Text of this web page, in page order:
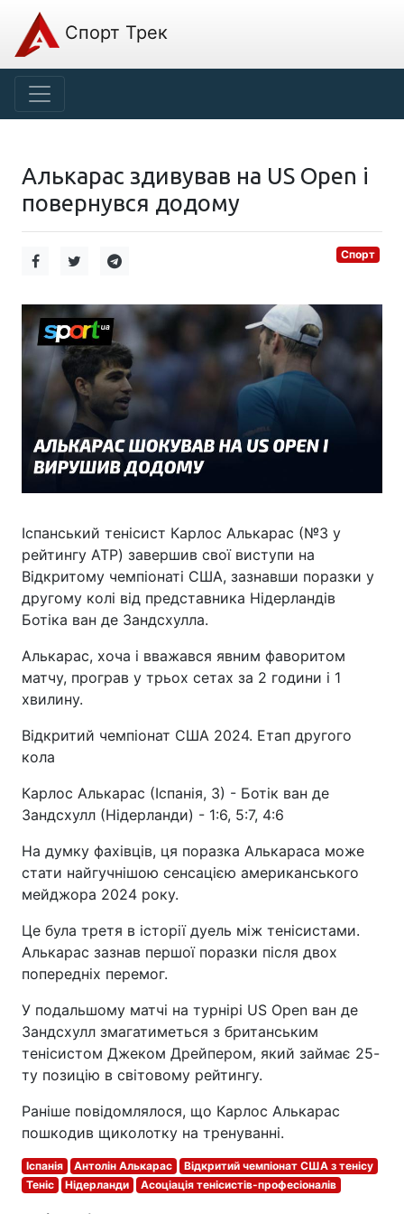
Спорт Трек
Алькарас здивував на US Open і
повернувся додому
Спорт
Іспанський тенісист Карлос Алькарас (№3 у
рейтингу ATP) завершив свої виступи на
Відкритому чемпіонаті США, зазнавши поразки у
другому колі від представника Нідерландів
Ботіка ван де Зандсхулла.
Алькарас, хоча і вважався явним фаворитом
матчу, програв у трьох сетах за 2 години і 1
хвилину.
Відкритий чемпіонат США 2024. Етап другого
кола
Карлос Алькарас (Іспанія, 3) - Ботік ван де
Зандсхулл (Нідерланди) - 1:6, 5:7, 4:6
На думку фахівців, ця поразка Алькараса може
стати найгучнішою сенсацією американського
мейджора 2024 року.
Це була третя в історії дуель між тенісистами.
Алькарас зазнав першої поразки після двох
попередніх перемог.
У подальшому матчі на турнірі US Open ван де
Зандсхулл змагатиметься з британським
тенісистом Джеком Дрейпером, який займає 25-
ту позицію в світовому рейтингу.
Раніше повідомлялося, що Карлос Алькарас
пошкодив щиколотку на тренуванні.
Іспанія Антолін Алькарас
Відкритий чемпіонат США з тенісу
Теніс
Нідерланди Асоціація тенісистів-професіоналів